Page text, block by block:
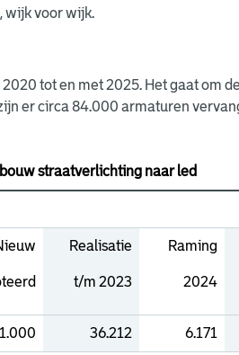
wijk voor wijk.
tot en met 2025. Het gaat om
er circa 84.000 armaturen
straatverlichting naar led
Realisatie
t/m 2023
Raming
2024
36.212 6.171